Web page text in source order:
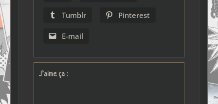
Tumblr Pinterest
E-mail
J’aime ça :